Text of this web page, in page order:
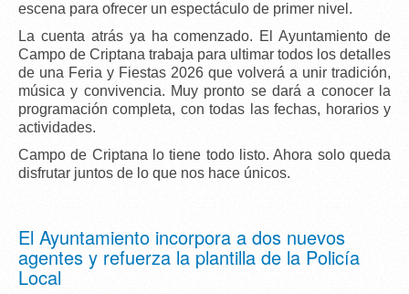
escena para ofrecer un espectáculo de primer nivel.
La cuenta atrás ya ha comenzado. El Ayuntamiento de
Campo de Criptana trabaja para ultimar todos los detalles
de una Feria y Fiestas 2026 que volverá a unir tradición,
música y convivencia. Muy pronto se dará a conocer la
programación completa, con todas las fechas, horarios y
actividades.
Campo de Criptana lo tiene todo listo. Ahora solo queda
disfrutar juntos de lo que nos hace únicos.
El Ayuntamiento incorpora a dos nuevos
agentes y refuerza la plantilla de la Policía
Local